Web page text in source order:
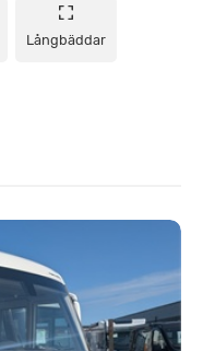
Långbäddar